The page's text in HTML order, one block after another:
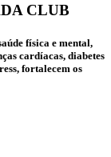
CLUB
física e mental,
cardíacas, diabetes
fortalecem os